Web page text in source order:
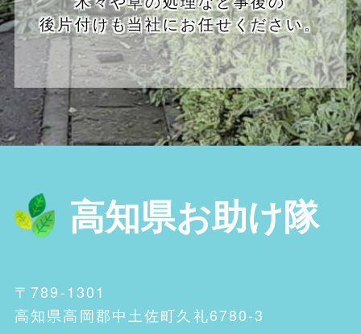
後片付けも当社にお任せください。
高知県お助け隊
〒789-1301
高知県高岡郡中土佐町久礼6780-3